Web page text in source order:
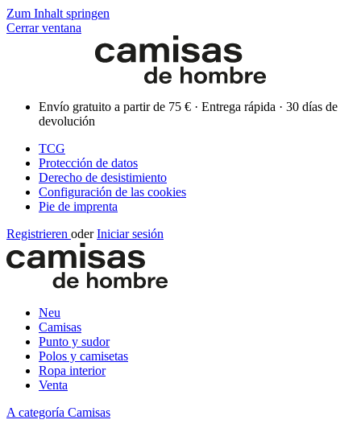
Zum Inhalt springen
Cerrar ventana
Envío gratuito a partir de 75 € · Entrega rápida · 30 días de
devolución
TCG
Protección de datos
Derecho de desistimiento
Configuración de las cookies
Pie de imprenta
Registrieren oder Iniciar sesión
Neu
Camisas
Punto y sudor
Polos y camisetas
Ropa interior
Venta
A categoría Camisas